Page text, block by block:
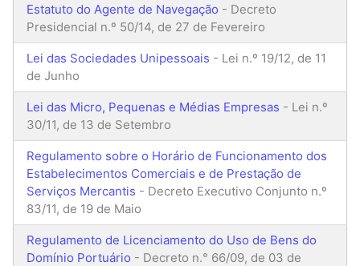
Estatuto do Agente de Navegação - Decreto
Presidencial n.º 50/14, de 27 de Fevereiro
Lei das Sociedades Unipessoais - Lei n.º 19/12, de 11
de Junho
Lei das Micro, Pequenas e Médias Empresas - Lei n.º
30/11, de 13 de Setembro
Regulamento sobre o Horário de Funcionamento dos
Estabelecimentos Comerciais e de Prestação de
Serviços Mercantis - Decreto Executivo Conjunto n.º
83/11, de 19 de Maio
Regulamento de Licenciamento do Uso de Bens do
Domínio Portuário - Decreto n.° 66/09, de 03 de